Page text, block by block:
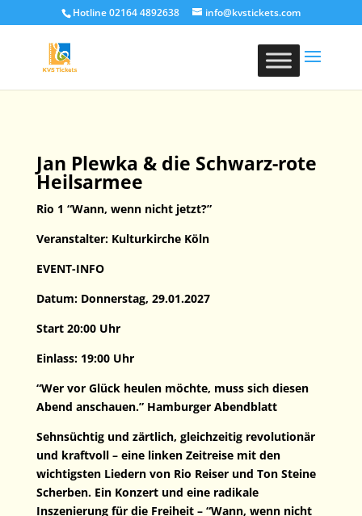
Hotline 02164 4892638 info@kvstickets.com
Jan Plewka & die Schwarz-rote
Heilsarmee
Rio 1 “Wann, wenn nicht jetzt?”
Veranstalter: Kulturkirche Köln
EVENT-INFO
Datum: Donnerstag, 29.01.2027
Start 20:00 Uhr
Einlass: 19:00 Uhr
“Wer vor Glück heulen möchte, muss sich diesen
Abend anschauen.” Hamburger Abendblatt
Sehnsüchtig und zärtlich, gleichzeitig revolutionär
und kraftvoll – eine linken Zeitreise mit den
wichtigsten Liedern von Rio Reiser und Ton Steine
Scherben. Ein Konzert und eine radikale
Inszenierung für die Freiheit – “Wann, wenn nicht